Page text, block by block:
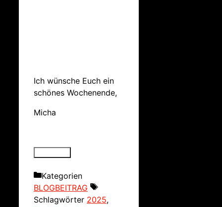
Ich wünsche Euch ein
schönes Wochenende,
Micha
Kategorien
BLOGBEITRAG
Schlagwörter 2025,